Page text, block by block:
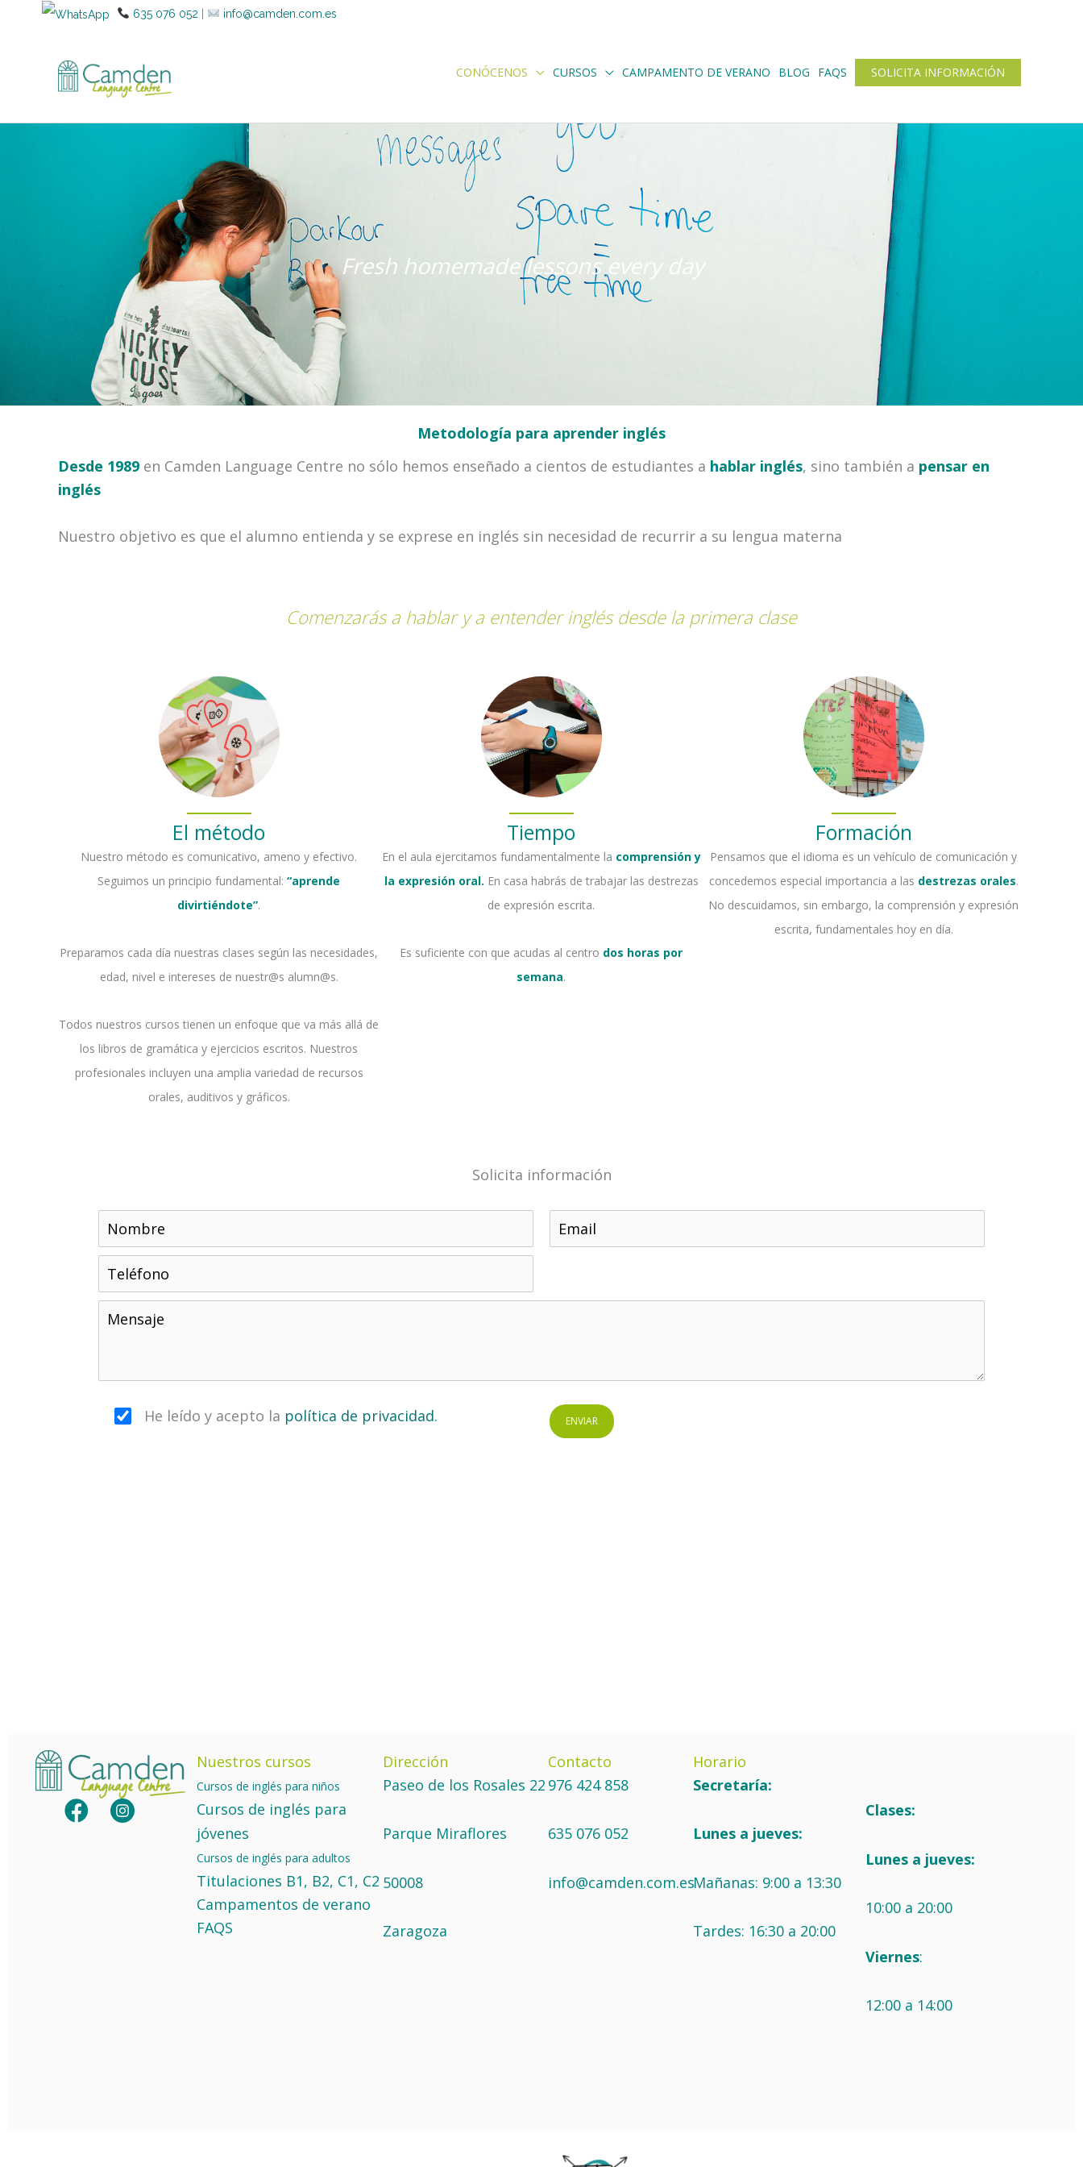
635 076 052 info@camden.com.es
CONÓCENOS CURSOS CAMPAMENTO DE VERANO BLOG FAQS SOLICITA INFORMACIÓN
Fresh homemade lessons every day
Metodología para aprender inglés
Desde 1989 en Camden Language Centre no sólo hemos enseñado a cientos de estudiantes a hablar inglés, sino también a pensar en
inglés
Nuestro objetivo es que el alumno entienda y se exprese en inglés sin necesidad de recurrir a su lengua materna
Comenzarás a hablar y a entender inglés desde la primera clase
El método
Nuestro método es comunicativo, ameno y efectivo.
Seguimos un principio fundamental:“aprende
divirtiéndote”.
Preparamos cada día nuestras clases según las necesidades,
edad, nivel e intereses de nuestr@s alumn@s.
Todos nuestros cursos tienen un enfoque que va más allá de
los libros de gramática y ejercicios escritos. Nuestros
profesionales incluyen una amplia variedad de recursos
orales, auditivos y gráficos.
Tiempo
En el aula ejercitamos fundamentalmente la comprensión y
la expresión oral. En casa habrás de trabajar las destrezas
de expresión escrita.
Es suficiente con que acudas al centro dos horas por
semana.
Formación
Pensamos que el idioma es un vehículo de comunicación y
concedemos especial importancia a las destrezas orales.
No descuidamos, sin embargo, la comprensión y expresión
escrita, fundamentales hoy en día.
Solicita información
He leído y acepto la política de privacidad.
Nuestros cursos
Cursos de inglés para niños
Cursos de inglés para
jóvenes
Cursos de inglés para adultos
Titulaciones B1, B2, C1, C2
Campamentos de verano
FAQS
Dirección
Paseo de los Rosales 22
Parque Miraflores
50008
Zaragoza
Contacto
976 424 858
635 076 052
info@camden.com.es
Horario
Secretaría:
Lunes a jueves:
Mañanas: 9:00 a 13:30
Tardes: 16:30 a 20:00
Clases:
Lunes a jueves:
10:00 a 20:00
Viernes:
12:00 a 14:00